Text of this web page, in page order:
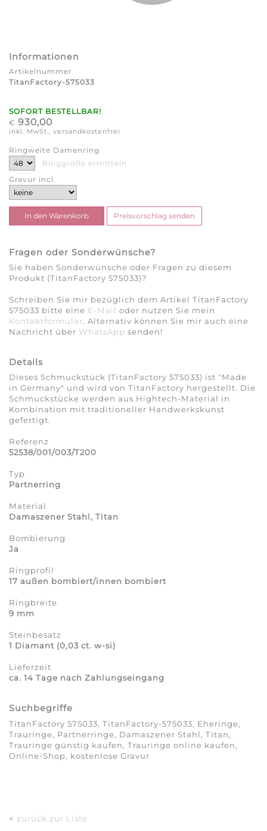
Informationen
Artikelnummer
TitanFactory-575033
SOFORT BESTELLBAR!
€ 930,00
inkl. MwSt., versandkostenfrei
Ringweite Damenring
Ringgröße ermitteln
Gravur incl.
Fragen oder Sonderwünsche?
Sie haben Sonderwünsche oder Fragen zu diesem
Produkt (TitanFactory 575033)?
Schreiben Sie mir bezüglich dem Artikel TitanFactory
575033 bitte eine E-Mail oder nutzen Sie mein
Kontaktformular. Alternativ können Sie mir auch eine
Nachricht über WhatsApp senden!
Details
Dieses Schmuckstück (TitanFactory 575033) ist "Made
in Germany" und wird von TitanFactory hergestellt. Die
Schmuckstücke werden aus Hightech-Material in
Kombination mit traditioneller Handwerkskunst
gefertigt.
Referenz
52538/001/003/T200
Typ
Partnerring
Material
Damaszener Stahl, Titan
Bombierung
Ja
Ringprofil
17 außen bombiert/innen bombiert
Ringbreite
9 mm
Steinbesatz
1 Diamant (0,03 ct. w-si)
Lieferzeit
ca. 14 Tage nach Zahlungseingang
Suchbegriffe
TitanFactory 575033, TitanFactory-575033, Eheringe,
Trauringe, Partnerringe, Damaszener Stahl, Titan,
Trauringe günstig kaufen, Trauringe online kaufen,
Online-Shop, kostenlose Gravur
< zurück zur Liste